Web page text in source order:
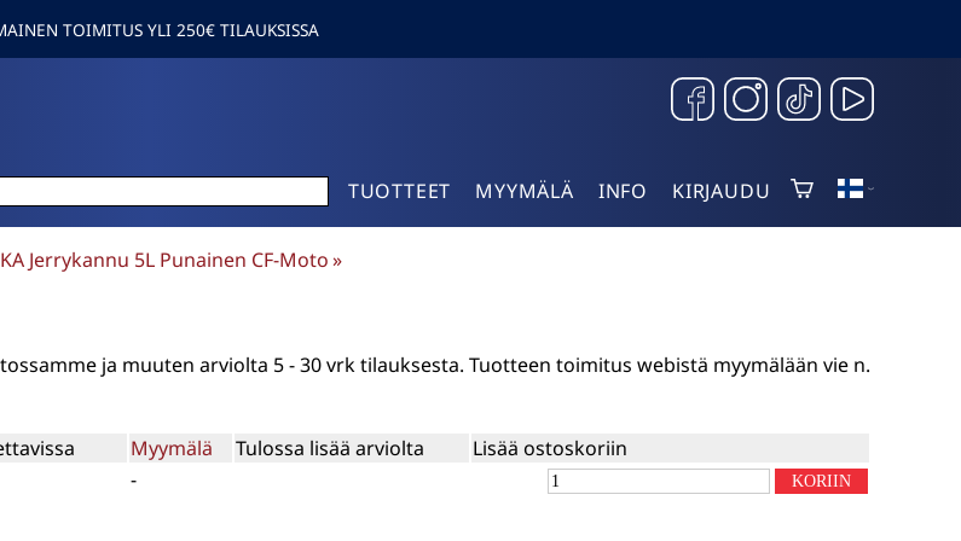
TOIMITUS YLI 250€ TILAUKSISSA
TUOTTEET MYYMÄLÄ INFO KIRJAUDU
Jerrykannu 5L Punainen CF-Moto‪»
ja muuten arviolta 5 - 30 vrktilauksesta. Tuotteen toimitus webistä myymälään vie n.
Myymälä Tulossa lisää arviolta
Lisää ostoskoriin
-